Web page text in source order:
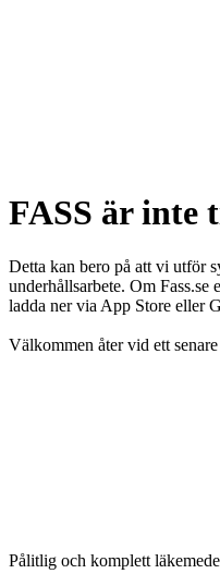
FASS är inte
Detta kan bero på att vi utför
underhållsarbete. Om
ladda ner via App Store eller
Välkommen åter vid ett
Pålitlig och komplett